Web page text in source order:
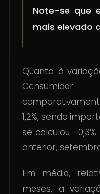
Note-se que
mais elevado
Quanto à
1,2%, sendo
se calculou -
anterior,
Em média,
meses, a